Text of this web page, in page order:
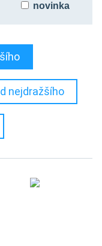
novinka
nejdražšího